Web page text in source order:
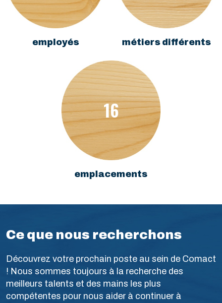
employés métiers différents
16
emplacements
Ce que nous recherchons
Découvrez votre prochain poste au sein de Comact
! Nous sommes toujours à la recherche des
meilleurs talents et des mains les plus
compétentes pour nous aider à continuer à